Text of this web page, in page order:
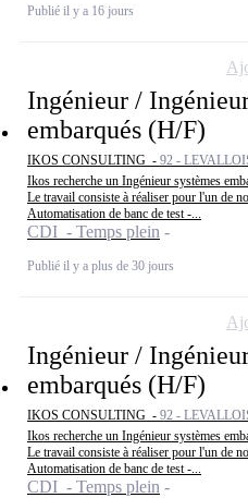
Publié il y a 16 jours
Ingénieur /
embarqués (H/F)
IKOS CONSULTING - 92 -
Ikos recherche un Ingénieur systèmes
Le travail consiste à réaliser pour l'un de
Automatisation de banc de test -...
CDI - Temps plein
Publié il y a plus de 30 jours
Ingénieur /
embarqués (H/F)
IKOS CONSULTING - 92 -
Ikos recherche un Ingénieur systèmes
Le travail consiste à réaliser pour l'un de
Automatisation de banc de test -...
CDI - Temps plein